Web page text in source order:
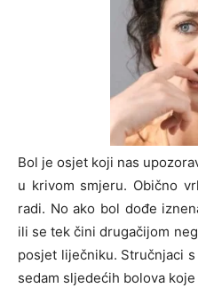
Bol je osjet koji nas
u krivom smjeru. Obično
radi. No ako bol dođe
ili se tek čini drugačijom
posjet liječniku. Stručnjaci
sedam sljedećih bolova